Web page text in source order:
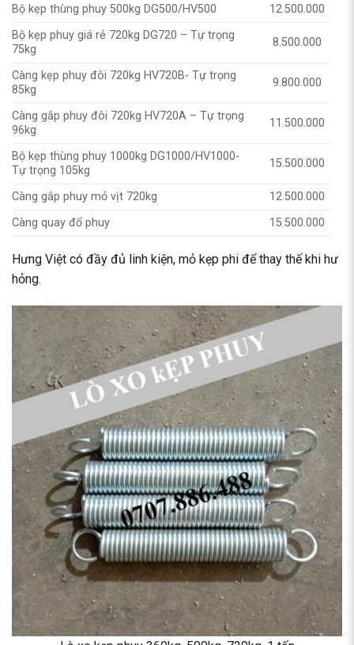
Bộ kẹp thùng phuy 500kg DG500/HV500
12.500.000
Bộ kẹp phuy giá rẻ 720kg DG720 – Tự trọng
75kg
8.500.000
Càng kẹp phuy đôi 720kg HV720B- Tự trọng
85kg
9.800.000
Càng gắp phuy đôi 720kg HV720A – Tự trọng
96kg
11.500.000
Bộ kẹp thùng phuy 1000kg DG1000/HV1000-
Tự trọng 105kg
15.500.000
Càng gắp phuy mỏ vịt 720kg
12.500.000
Càng quay đổ phuy
15.500.000
Hưng Việt có đầy đủ linh kiện, mỏ kẹp phi để thay thế khi hư
hỏng.